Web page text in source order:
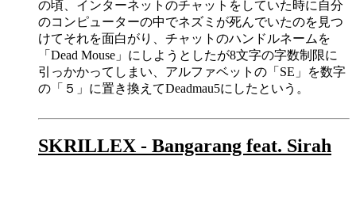
の頃、インターネットのチャットをしていた時に自分
のコンピューターの中でネズミが死んでいたのを見つ
けてそれを面白がり、チャットのハンドルネームを
「Dead Mouse」にしようとしたが8文字の字数制限に
引っかかってしまい、アルファベットの「SE」を数字
の「５」に置き換えてDeadmau5にしたという。
SKRILLEX - Bangarang feat. Sirah